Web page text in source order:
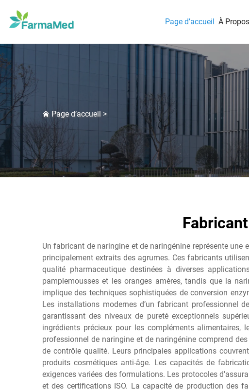
Page d’accueil À
Page d’accueil >
Un fabricant de naringine et de naringénine représente
principalement extraits des agrumes. Ces fabricants
qualité pharmaceutique destinées à diverses
pamplemousses et les oranges amères, tandis que la
implique des techniques sophistiquées de conversion
Les installations modernes d’un fabricant professionnel
garantissant des niveaux de pureté exceptionnels
ingrédients précieux pour les compléments alimentaires,
professionnel de naringine et de naringénine comprend
de contrôle qualité. Leurs principales applications
produits cosmétiques anti-âge. Les capacités de
exigences variées des formulations. Les protocoles
et des certifications ISO. La capacité de production des